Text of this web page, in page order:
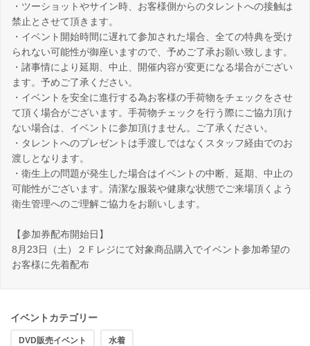
・ツーショットやサイン時、お客様側からのタレントへの接触は
禁止とさせて頂きます。
・イベント開始時間に遅れて参加された場合、全ての特典を受け
られない可能性が御座いますので、予めご了承お願い致します。
・諸事情により延期、中止、開催内容が変更になる場合がござい
ます。予めご了承ください。
・イベントを安全に進行する為お客様の手荷物をチェックをさせ
て頂く場合がございます。手荷物チェックを行う際にご協力頂け
ない場合は、イベントに参加頂けません。ご了承ください。
・タレントへのプレゼントは手渡しではなくスタッフ経由でのお
渡しとなります。
・衛生上の問題が発生した場合はイベントの中断、延期、中止の
可能性がございます。清潔な服装や健康な状態でご来場頂くよう
衛生管理へのご理解ご協力をお願いします。
【参加券配布開始日】
8月23日（土）２Ｆレジにて対象商品購入でイベント参加希望の
お客様に先着配布
イベントカテゴリー
DVD販売イベント 水着